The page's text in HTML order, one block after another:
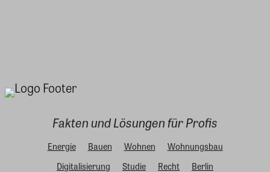
Fakten und Lösungen für Profis
Energie Bauen Wohnen
Wohnungsbau
Digitalisierung
Studie Recht
Berlin